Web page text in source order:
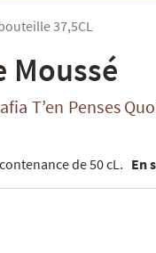
37,5CL
Moussé
T’en Penses
de 50 cL. En